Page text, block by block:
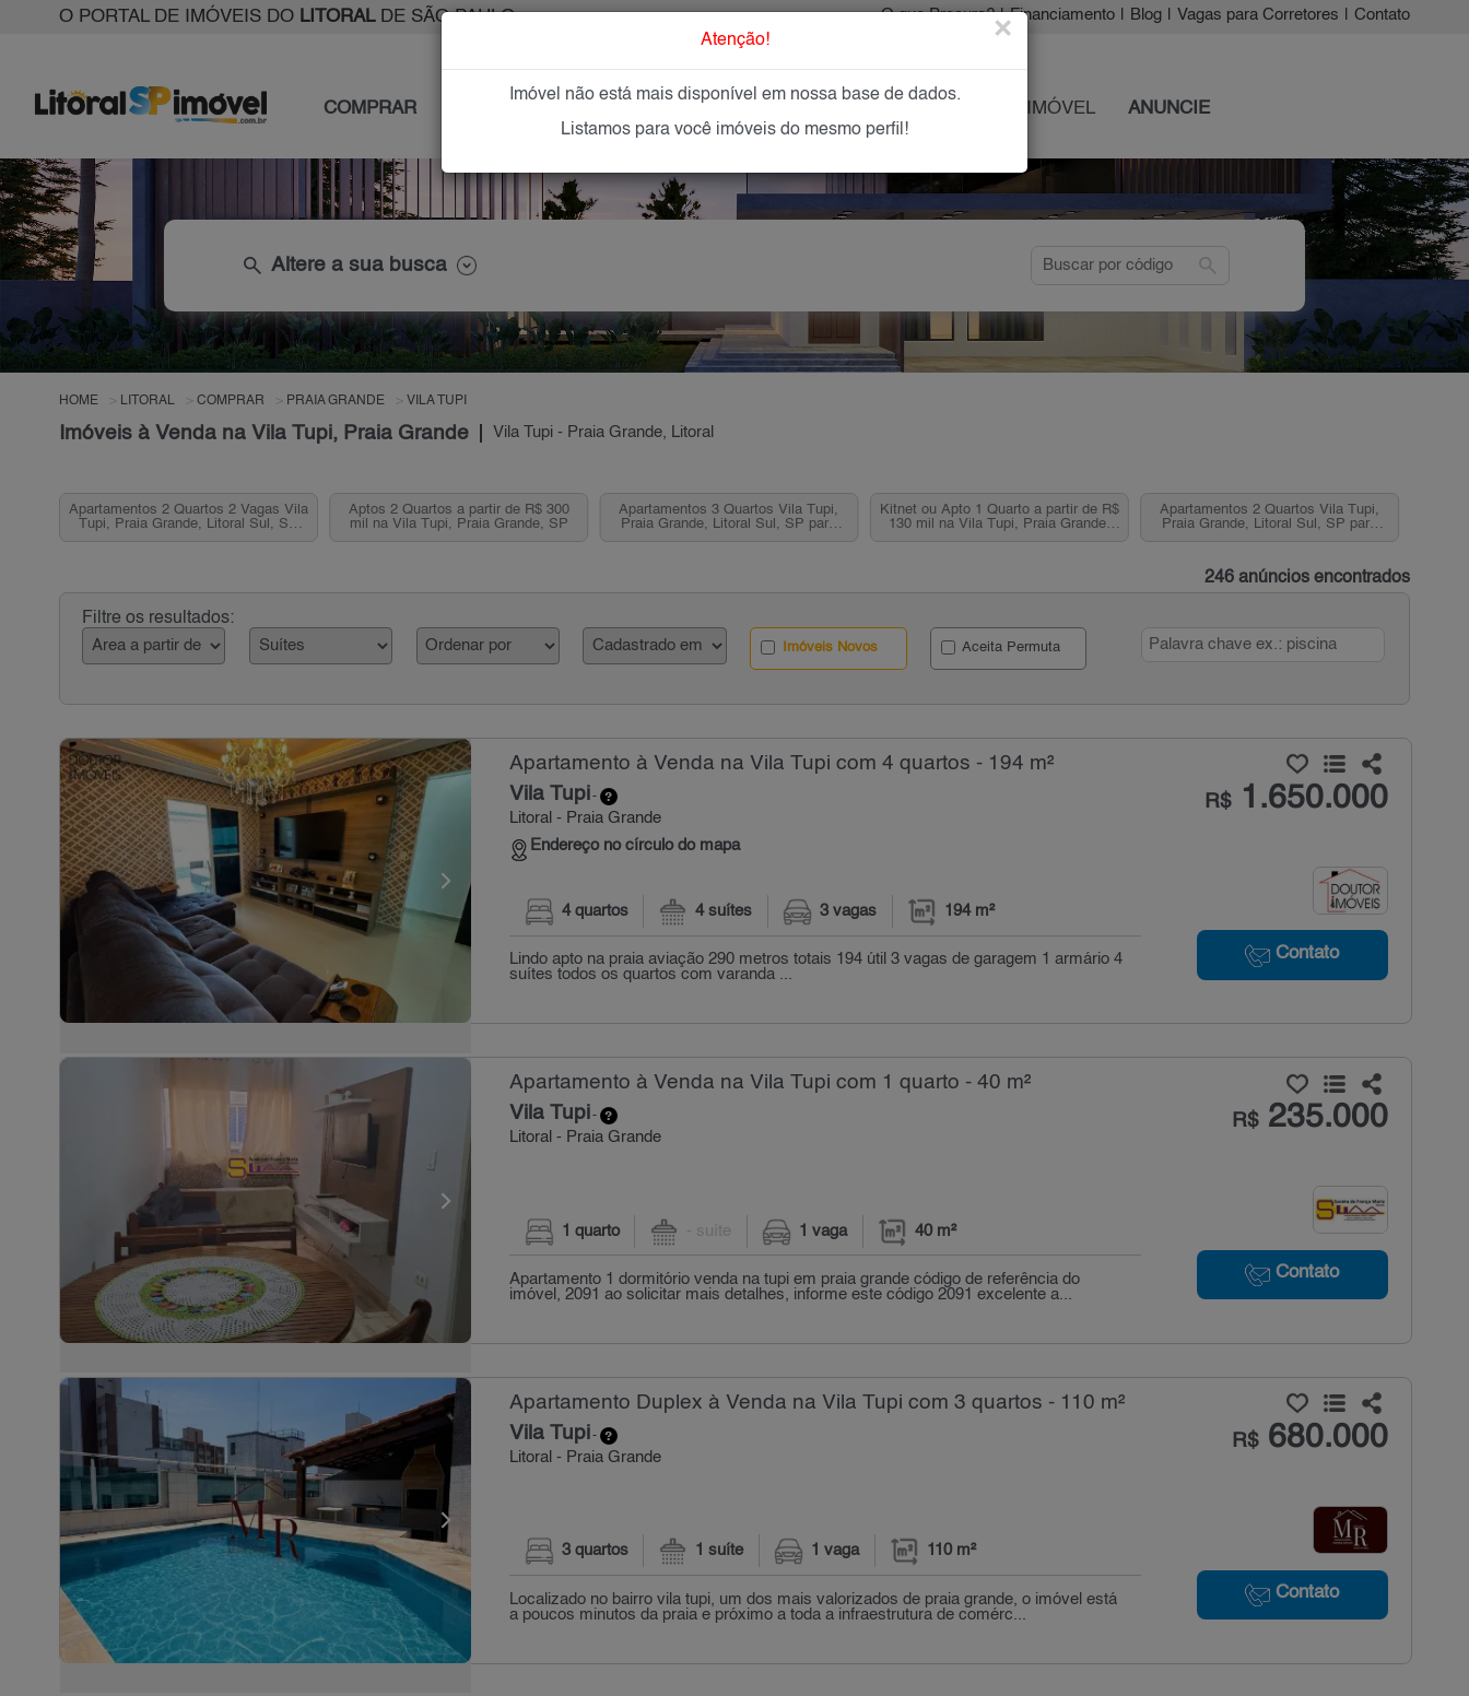
O PORTAL DE IMÓVEIS DO LITORALDE SÃO PAULO O que Procura? | Financiamento Blog Vagas para Corretores Contato
COMPRAR IMÓVEIS NOVOS OFEREÇA SEU IMÓVEL ANUNCIE
search Altere a sua busca search
HOME LITORAL COMPRAR PRAIA GRANDE VILA TUPI
Imóveis à Venda na Vila Tupi, Praia Grande Vila Tupi - Praia Grande, Litoral
Apartamentos 2 Quartos 2 Vagas Vila
Tupi, Praia Grande, Litoral Sul, SP
Aptos 2 Quartos a partir de R$ 300
mil na Vila Tupi, Praia Grande, SP
Apartamentos 3 Quartos Vila Tupi,
Praia Grande, Litoral Sul, SP para
Kitnet ou Apto 1 Quarto a partir de R$
130 mil na Vila Tupi, Praia Grande,
Apartamentos 2 Quartos Vila Tupi,
Praia Grande, Litoral Sul, SP para
246 anúncios encontrados
Filtre os resultados:
Imóveis Novos Aceita Permuta
Apartamento à Venda na Vila Tupi com 4 quartos - 194 m²
Vila Tupi-
Litoral - Praia Grande
Endereço no círculo do mapa
R$1.650.000
Contato
4 quartos 4 suítes 3 vagas 194 m²
Lindo apto na praia aviação 290 metros totais 194 útil 3 vagas de garagem 1 armário 4
suítes todos os quartos com varanda ...
Apartamento à Venda na Vila Tupi com 1 quarto - 40 m²
Vila Tupi-
Litoral - Praia Grande
R$235.000
Contato
1 quarto - suíte 1 vaga 40 m²
Apartamento 1 dormitório venda na tupi em praia grande código de referência do
imóvel, 2091 ao solicitar mais detalhes, informe este código 2091 excelente a...
Apartamento Duplex à Venda na Vila Tupi com 3 quartos - 110 m²
Vila Tupi-
Litoral - Praia Grande
R$680.000
Contato
3 quartos 1 suíte 1 vaga 110 m²
Localizado no bairro vila tupi, um dos mais valorizados de praia grande, o imóvel está
a poucos minutos da praia e próximo a toda a infraestrutura de comérc...
Atenção! ×
Imóvel não está mais disponível em nossa base de dados.
Listamos para você imóveis do mesmo perfil!